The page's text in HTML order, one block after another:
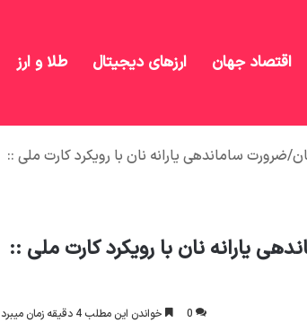
اقتصاد جهان ارزهای دیجیتال طلا و ارز
ضرورت ساماندهی یارانه نان با رویکرد کارت ملی ::
یارانه نان با رویکرد کارت ملی ::
0 خواندن این مطلب 4 دقیقه زمان میبرد